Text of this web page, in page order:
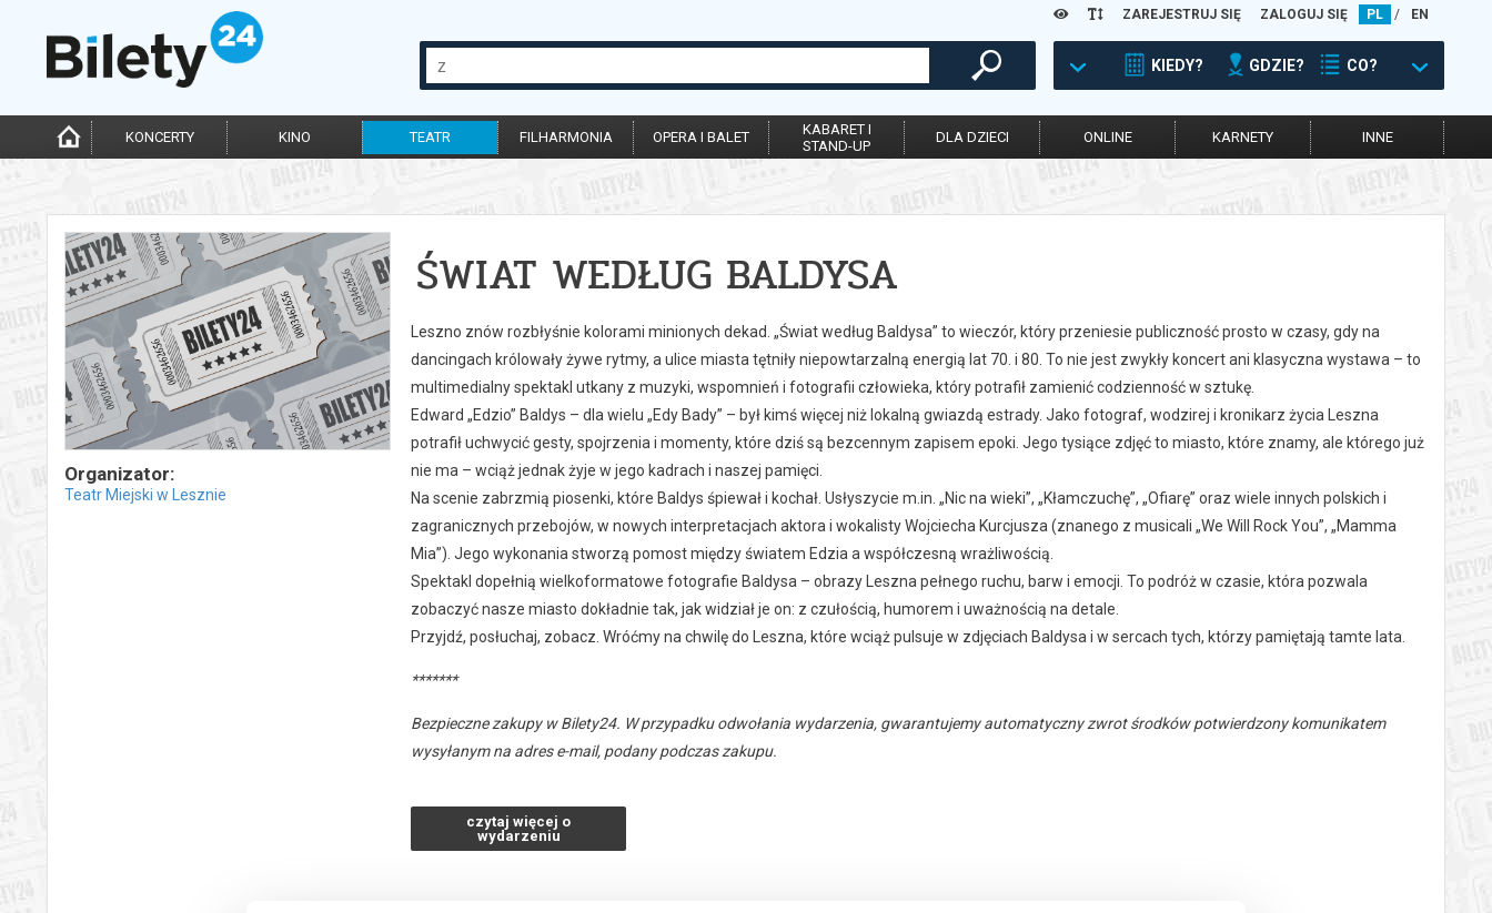
ZAREJESTRUJ SIĘ ZALOGUJ SIĘ PL / EN
KIEDY? GDZIE? CO?
KONCERTY KINO TEATR FILHARMONIA OPERA I BALET
KABARET I
STAND-UP
DLA DZIECI ONLINE KARNETY INNE
Organizator:
Teatr Miejski w Lesznie
ŚWIAT WEDŁUG BALDYSA
Leszno znów rozbłyśnie kolorami minionych dekad. „Świat według Baldysa” to wieczór, który przeniesie publiczność prosto w czasy, gdy na
dancingach królowały żywe rytmy, a ulice miasta tętniły niepowtarzalną energią lat 70. i 80. To nie jest zwykły koncert ani klasyczna wystawa – to
multimedialny spektakl utkany z muzyki, wspomnień i fotografii człowieka, który potrafił zamienić codzienność w sztukę.
Edward „Edzio” Baldys – dla wielu „Edy Bady” – był kimś więcej niż lokalną gwiazdą estrady. Jako fotograf, wodzirej i kronikarz życia Leszna
potrafił uchwycić gesty, spojrzenia i momenty, które dziś są bezcennym zapisem epoki. Jego tysiące zdjęć to miasto, które znamy, ale którego już
nie ma – wciąż jednak żyje w jego kadrach i naszej pamięci.
Na scenie zabrzmią piosenki, które Baldys śpiewał i kochał. Usłyszycie m.in. „Nic na wieki”, „Kłamczuchę”, „Ofiarę” oraz wiele innych polskich i
zagranicznych przebojów, w nowych interpretacjach aktora i wokalisty Wojciecha Kurcjusza (znanego z musicali „We Will Rock You”, „Mamma
Mia”). Jego wykonania stworzą pomost między światem Edzia a współczesną wrażliwością.
Spektakl dopełnią wielkoformatowe fotografie Baldysa – obrazy Leszna pełnego ruchu, barw i emocji. To podróż w czasie, która pozwala
zobaczyć nasze miasto dokładnie tak, jak widział je on: z czułością, humorem i uważnością na detale.
Przyjdź, posłuchaj, zobacz. Wróćmy na chwilę do Leszna, które wciąż pulsuje w zdjęciach Baldysa i w sercach tych, którzy pamiętają tamte lata.
*******
Bezpieczne zakupy w Bilety24. W przypadku odwołania wydarzenia, gwarantujemy automatyczny zwrot środków potwierdzony komunikatem
wysyłanym na adres e-mail, podany podczas zakupu.
czytaj więcej o
wydarzeniu